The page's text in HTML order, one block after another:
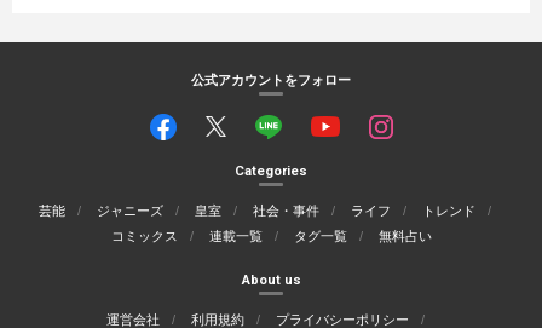
公式アカウントをフォロー
Categories
芸能 ジャニーズ 皇室 社会・事件 ライフ
トレンド
コミックス
連載一覧 タグ一覧 無料占い
About us
運営会社 利用規約
プライバシーポリシー